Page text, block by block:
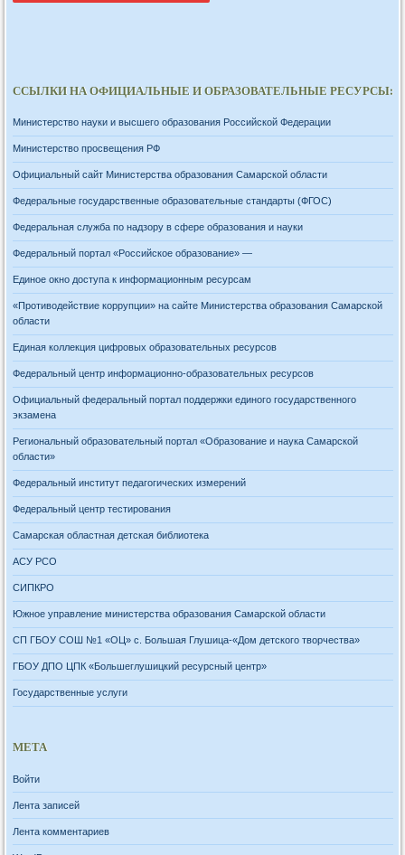
ССЫЛКИ НА ОФИЦИАЛЬНЫЕ И ОБРАЗОВАТЕЛЬНЫЕ РЕСУРСЫ:
Министерство науки и высшего образования Российской Федерации
Министерство просвещения РФ
Официальный сайт Министерства образования Самарской области
Федеральные государственные образовательные стандарты (ФГОС)
Федеральная служба по надзору в сфере образования и науки
Федеральный портал «Российское образование» —
Единое окно доступа к информационным ресурсам
«Противодействие коррупции» на сайте Министерства образования Самарской
области
Единая коллекция цифровых образовательных ресурсов
Федеральный центр информационно-образовательных ресурсов
Официальный федеральный портал поддержки единого государственного
экзамена
Региональный образовательный портал «Образование и наука Самарской
области»
Федеральный институт педагогических измерений
Федеральный центр тестирования
Самарская областная детская библиотека
АСУ РСО
СИПКРО
Южное управление министерства образования Самарской области
СП ГБОУ СОШ №1 «ОЦ» с. Большая Глушица-«Дом детского творчества»
ГБОУ ДПО ЦПК «Большеглушицкий ресурсный центр»
Государственные услуги
МЕТА
Войти
Лента записей
Лента комментариев